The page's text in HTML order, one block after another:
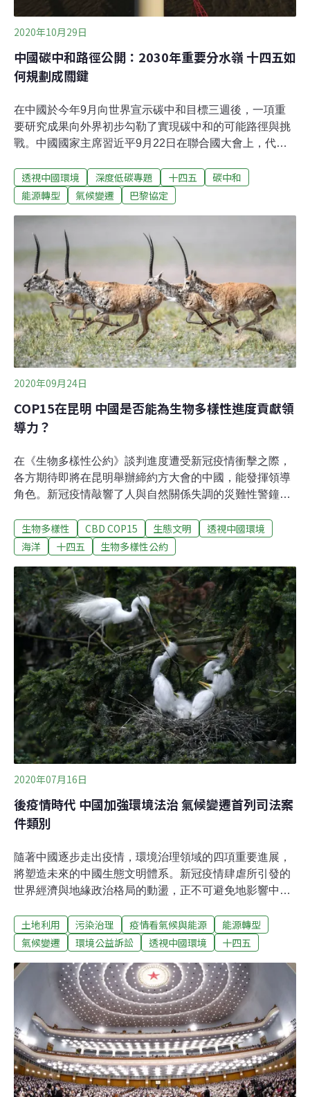
2020年10月29日
中國碳中和路徑公開：2030年重要分水嶺 十四五如
何規劃成關鍵
在中國於今年9月向世界宣示碳中和目標三週後，一項重
要研究成果向外界初步勾勒了實現碳中和的可能路徑與挑
戰。中國國家主席習近平9月22日在聯合國大會上，代表
然大波。圍繞這一承諾的解讀和猜測也層出不窮。10月12
日，由清華大學氣候變遷與永續發展研究院發布的一份研
權威的一份「路線圖」。如果中國氣候戰略按照該研究推
薦的路徑發展，將意味著中國有望發表更具雄心的「十四
五」節能減排目標和2030自主貢獻目標（NDC），並在
2030年後進行快速和深度的脫碳。以1.5°C目標為導向的
深度脫碳路徑2015年達成的《巴黎協定》設定了到本世紀
末，全球升溫控制在2 ºC以內（相比前工業化時期），並
力爭控制在1.5 ºC以內的全球目標。 1.5ºC的溫控目標由於
要求更
透視中國環境 深度低碳專題 十四五
碳中和
能源轉型
氣候變遷 巴黎協定
2020年09月24日
COP15在昆明 中國是否能為生物多樣性進度貢獻領
導力？
在《生物多樣性公約》談判進度遭受新冠疫情衝擊之際，
各方期待即將在昆明舉辦締約方大會的中國，能發揮領導
角色。新冠疫情敲響了人與自然關係失調的災難性警鐘，
步履維艱。生物多樣性公約第15次締約方大會（COP15）
因新冠疫情推遲至2021年5月在昆明舉行。各國還有8個月
將制定一份未來十年的藍圖，確定2030年乃至更長時間的
全球生物多樣性保護的目標和方向。目前最新一版草案
（0.5版）令外界普遍有些失望。國際野生生物保護學會
（WCS）國際政策副總裁蘇珊・利伯曼（Susan
Lieberman）告訴中外對話：「所有國家政府都說他們想
要一個有雄心的東西，但開始談判後，雄心卻了無蹤
影」。她指出草案並沒有提到保護區的有效管理，新冠疫
情和野生動物貿易也沒有得到應有重視。2020年後全球生
物多樣性框架不限成員名
生物多樣性 CBD COP15 生態文明
透視中國環境
海洋
十四五 生物多樣性公約
2020年07月16日
後疫情時代 中國加強環境法治 氣候變遷首列司法案
件類別
隨著中國逐步走出疫情，環境治理領域的四項重要進展，
將塑造未來的中國生態文明體系。新冠疫情肆虐所引發的
世界經濟與地緣政治格局的動盪，正不可避免地影響中國
中美關係面臨挑戰和波折，全球經濟也遭受重創。那麼，
環境問題是否還會成為中國政治與經濟發展議程中的優先
平就前往安吉餘村和牛背梁國家級自然保護區進行考察。
這兩個地方也是習主席生態保護理念重要的發源地。這些
考察充分說明，中國領導人仍然非常關注環境問題。2020
年5月下旬，兩會在延期後得以順利召開。李克強總理在
提交全國人大的2020年政府工作報告中也強調了環境保護
的重要性。此外，新近上任的生態環境部部長黃潤秋著重
指出，生態保護和綠色發展仍將是中國發展的當務之急，
實現2020年環境目標還有許多工作要做。
土地利用 污染治理 疫情看氣候與能源
能源轉型
氣候變遷
環境公益訴訟 透視中國環境 十四五